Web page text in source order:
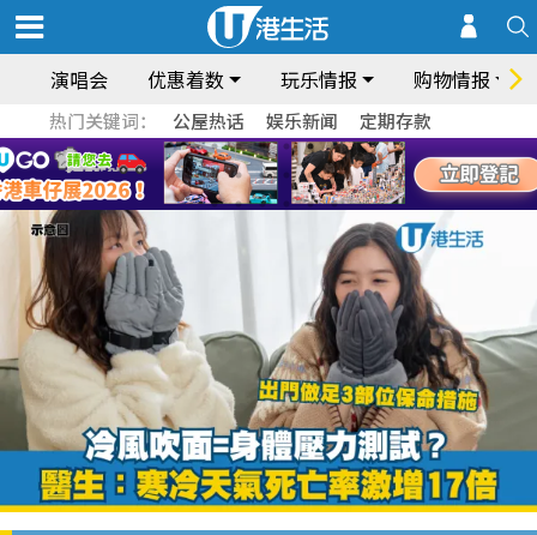
演唱会 优惠着数 玩乐情报 购物情报
热门关键词： 公屋热话 娱乐新闻 定期存款